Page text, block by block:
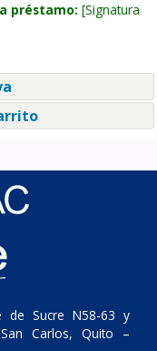
préstamo: Signatura
de Sucre N58-63 y
Carlos, Quito –